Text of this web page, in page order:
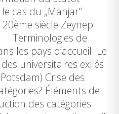
cas du „Mahjar“
siècle Zeynep
de
les pays d’accueil: Le
universitaires exilés
Crise des
Éléments de
des catégories